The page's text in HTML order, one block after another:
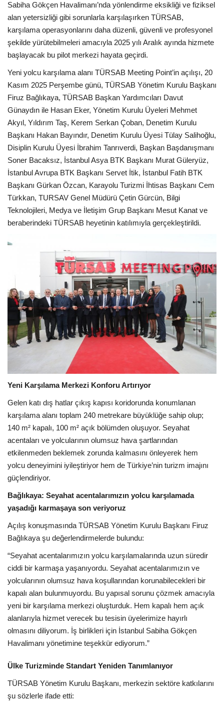
Köşe Yazarları
Galeri
Sabiha Gökçen Havalimanı’nda yönlendirme eksikliği ve fiziksel
alan yetersizliği gibi sorunlarla karşılaşırken TÜRSAB,
karşılama operasyonlarını daha düzenli, güvenli ve profesyonel
şekilde yürütebilmeleri amacıyla 2025 yılı Aralık ayında hizmete
başlayacak bu pilot merkezi hayata geçirdi.
Yeni yolcu karşılama alanı TÜRSAB Meeting Point’in açılışı, 20
Kasım 2025 Perşembe günü, TÜRSAB Yönetim Kurulu Başkanı
Firuz Bağlıkaya, TÜRSAB Başkan Yardımcıları Davut
Günaydın ile Hasan Eker, Yönetim Kurulu Üyeleri Mehmet
Akyıl, Yıldırım Taş, Kerem Serkan Çoban, Denetim Kurulu
Başkanı Hakan Bayındır, Denetim Kurulu Üyesi Tülay Salihoğlu,
Disiplin Kurulu Üyesi İbrahim Tanrıverdi, Başkan Başdanışmanı
Soner Bacaksız, İstanbul Asya BTK Başkanı Murat Güleryüz,
İstanbul Avrupa BTK Başkanı Servet İtik, İstanbul Fatih BTK
Başkanı Gürkan Özcan, Karayolu Turizmi İhtisas Başkanı Cem
Türkkan, TURSAV Genel Müdürü Çetin Gürcün, Bilgi
Teknolojileri, Medya ve İletişim Grup Başkanı Mesut Kanat ve
beraberindeki TÜRSAB heyetinin katılımıyla gerçekleştirildi.
Yeni Karşılama Merkezi Konforu Artırıyor
Gelen katı dış hatlar çıkış kapısı koridorunda konumlanan
karşılama alanı toplam 240 metrekare büyüklüğe sahip olup;
140 m² kapalı, 100 m² açık bölümden oluşuyor. Seyahat
acentaları ve yolcularının olumsuz hava şartlarından
etkilenmeden beklemek zorunda kalmasını önleyerek hem
yolcu deneyimini iyileştiriyor hem de Türkiye’nin turizm imajını
güçlendiriyor.
Bağlıkaya: Seyahat acentalarımızın yolcu karşılamada
yaşadığı karmaşaya son veriyoruz
Açılış konuşmasında TÜRSAB Yönetim Kurulu Başkanı Firuz
Bağlıkaya şu değerlendirmelerde bulundu:
“Seyahat acentalarımızın yolcu karşılamalarında uzun süredir
ciddi bir karmaşa yaşanıyordu. Seyahat acentalarımızın ve
yolcularının olumsuz hava koşullarından korunabilecekleri bir
kapalı alan bulunmuyordu. Bu yapısal sorunu çözmek amacıyla
yeni bir karşılama merkezi oluşturduk. Hem kapalı hem açık
alanlarıyla hizmet verecek bu tesisin üyelerimize hayırlı
olmasını diliyorum. İş birlikleri için İstanbul Sabiha Gökçen
Havalimanı yönetimine teşekkür ediyorum.”
Ülke Turizminde Standart Yeniden Tanımlanıyor
TÜRSAB Yönetim Kurulu Başkanı, merkezin sektöre katkılarını
şu sözlerle ifade etti: